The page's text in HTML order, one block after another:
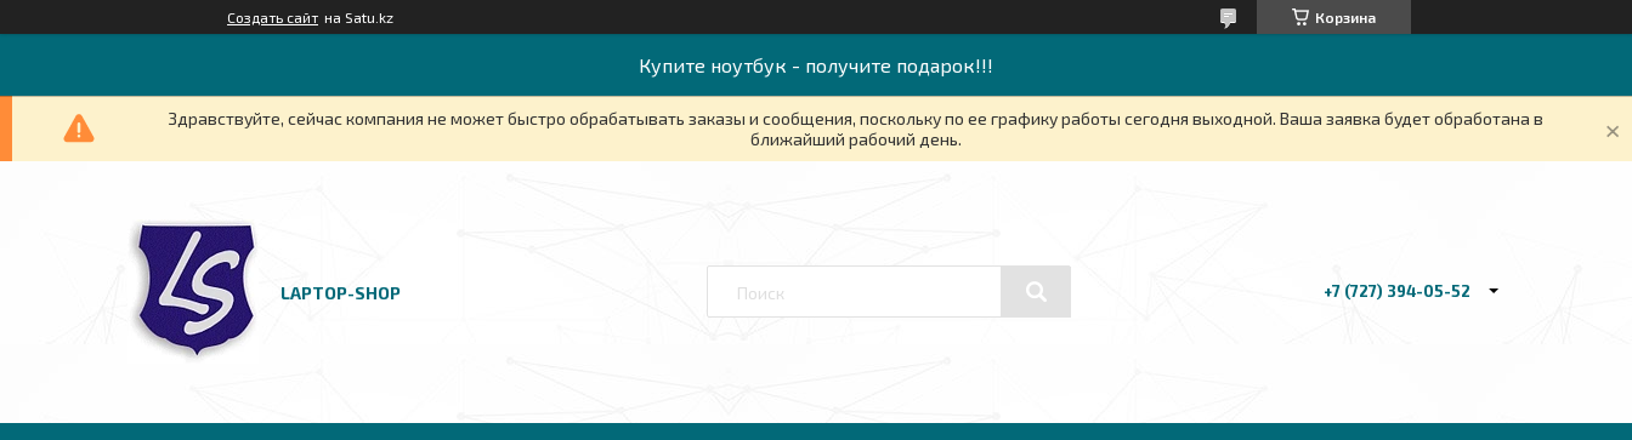
Создать сайт на Satu.kz Корзина
Купите ноутбук - получите подарок!!!
Здравствуйте, сейчас компания не может быстро обрабатывать заказы и сообщения, поскольку по ее графику работы сегодня выходной. Ваша заявка будет обработана в
ближайший рабочий день.
LAPTOP-SHOP +7 (727) 394-05-52